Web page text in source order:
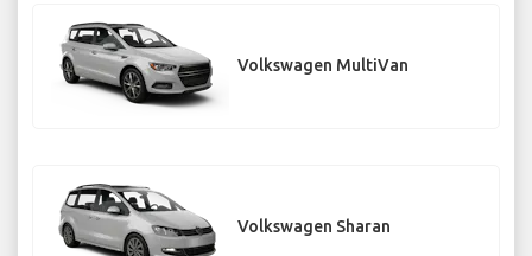
Volkswagen MultiVan
Volkswagen Sharan